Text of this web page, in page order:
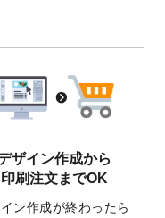
のデザインテンプレ
た。
ーホルダーが作成で
！
カレンダーデザイン
いたしました。
ザイン作成から
印刷注文までOK
ン作成が終わったら